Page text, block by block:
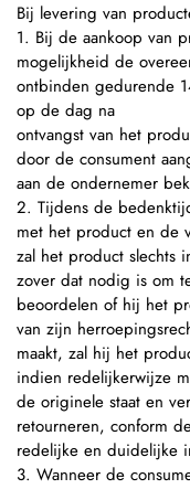
Bij levering van
1. Bij de aankoop van
mogelijkheid de
ontbinden gedurende
op de dag na
ontvangst van het
door de consument
aan de ondernemer
2. Tijdens de
met het product en de
zal het product slechts
zover dat nodig is om
beoordelen of hij het
van zijn
maakt, zal hij het
indien redelijkerwijze
de originele staat en
retourneren, conform
redelijke en duidelijke
3. Wanneer de